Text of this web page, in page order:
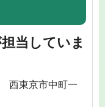
当していま
西東京市中町一